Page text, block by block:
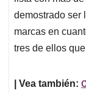
demostrado ser
marcas en
tres de ellos
| Vea también: